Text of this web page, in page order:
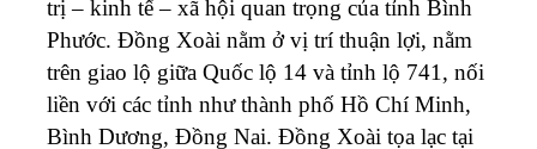
trị – kinh tế – xã hội quan trọng của tỉnh Bình
Phước. Đồng Xoài nằm ở vị trí thuận lợi, nằm
trên giao lộ giữa Quốc lộ 14 và tỉnh lộ 741, nối
liền với các tỉnh như thành phố Hồ Chí Minh,
Bình Dương, Đồng Nai. Đồng Xoài tọa lạc tại